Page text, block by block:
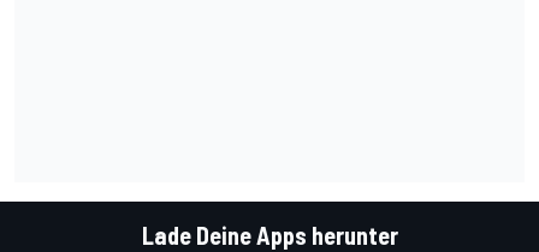
Lade Deine Apps herunter